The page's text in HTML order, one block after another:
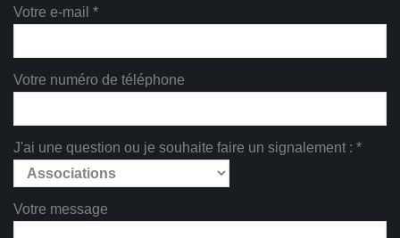
Votre e-mail *
Votre numéro de téléphone
J'ai une question ou je souhaite faire un signalement : *
Votre message